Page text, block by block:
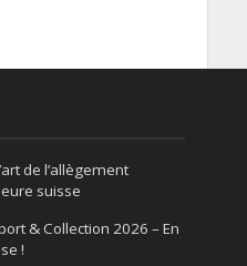
de l’allègement
suisse
& Collection 2026 – En
!